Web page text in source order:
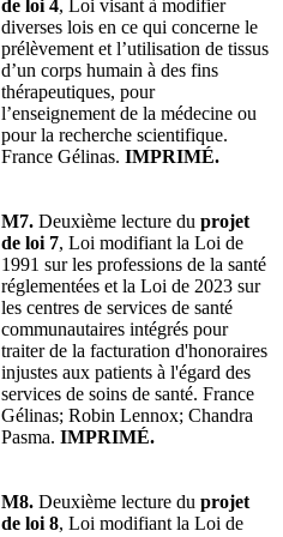
de loi 4, Loi visant à modifier
diverses lois en ce qui concerne le
prélèvement et l’utilisation de tissus
d’un corps humain à des fins
thérapeutiques, pour
l’enseignement de la médecine ou
pour la recherche scientifique.
France Gélinas. IMPRIMÉ.
M7. Deuxième lecture du projet
de loi 7, Loi modifiant la Loi de
1991 sur les professions de la santé
réglementées et la Loi de 2023 sur
les centres de services de santé
communautaires intégrés pour
traiter de la facturation d'honoraires
injustes aux patients à l'égard des
services de soins de santé. France
Gélinas; Robin Lennox; Chandra
Pasma. IMPRIMÉ.
M8. Deuxième lecture du projet
de loi 8, Loi modifiant la Loi de